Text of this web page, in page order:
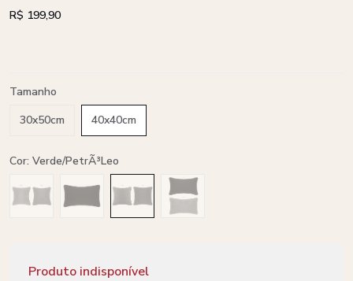
R$ 199,90
Tamanho
30x50cm
40x40cm
Cor: Verde/PetrÃ³leo
Produto indisponível